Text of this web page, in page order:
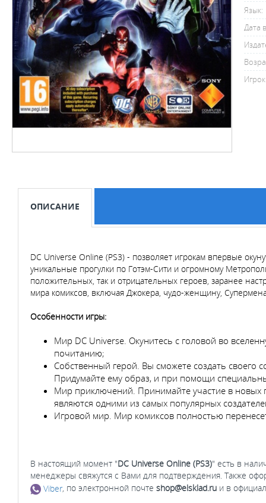
Язык:
Дата
ОПИСАНИЕ
DC Universe Online (PS3) - позволяет игрокам впервые
уникальные прогулки по Готэм-Сити и огромному
положительных, так и отрицательных героев, заранее
мира комиксов, включая Джокера, чудо-женщину,
Особенности игры:
Мир DC Universe. Окунитесь с головой во
почитанию;
Собственный герой. Вы сможете создать своего
Придумайте ему образ, и при помощи
Мир приключений. Принимайте участие в новых
являются одними из самых популярных
Игровой мир. Мир комиксов полностью
В настоящий момент "DC Universe Online (PS3)" есть в
менеджеры свяжутся с Вами для подтверждения. Также
Viber, по электронной почте shop@elsklad.ru и в